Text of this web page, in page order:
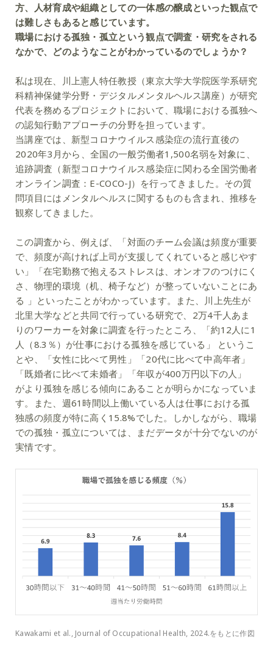
方、人材育成や組織としての一体感の醸成といった観点で
は難しさもあると感じています。
職場における孤独・孤立という観点で調査・研究をされる
なかで、どのようなことがわかっているのでしょうか？
私は現在、川上憲人特任教授（東京大学大学院医学系研究
科精神保健学分野・デジタルメンタルヘルス講座）が研究
代表を務めるプロジェクトにおいて、職場における孤独へ
の認知行動アプローチの分野を担っています。
当講座では、新型コロナウイルス感染症の流行直後の
2020年3月から、全国の一般労働者1,500名弱を対象に、
追跡調査（新型コロナウイルス感染症に関わる全国労働者
オンライン調査：E-COCO-J）を行ってきました。その質
問項目にはメンタルヘルスに関するものも含まれ、推移を
観察してきました。
この調査から、例えば、「対面のチーム会議は頻度が重要
で、頻度が高ければ上司が支援してくれていると感じやす
い」「在宅勤務で抱えるストレスは、オンオフのつけにく
さ、物理的環境（机、椅子など）が整っていないことにあ
る 」といったことがわかっています。また、川上先生が
北里大学などと共同で行っている研究で、2万4千人あま
りのワーカーを対象に調査を行ったところ、「約12人に1
人（8.3％）が仕事における孤独を感じている」 というこ
とや、「女性に比べて男性」「20代に比べて中高年者」
「既婚者に比べて未婚者」「年収が400万円以下の人」
がより孤独を感じる傾向にあることが明らかになっていま
す。また、週61時間以上働いている人は仕事における孤
独感の頻度が特に高く15.8%でした。しかしながら、職場
での孤独・孤立については、まだデータが十分でないのが
実情です。
Kawakami et al., Journal of Occupational Health, 2024.をもとに作図